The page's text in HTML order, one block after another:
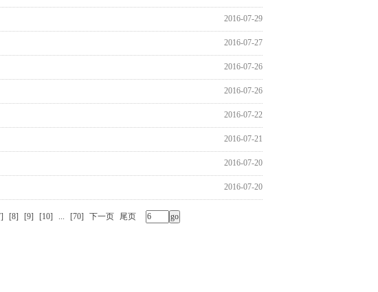
2016-07-29
2016-07-27
2016-07-26
2016-07-26
2016-07-22
2016-07-21
2016-07-20
2016-07-20
[8] [9] [10] ... [70] 下一页 尾页